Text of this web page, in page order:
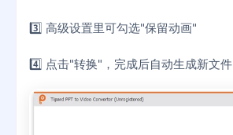
3️⃣ 高级设置里可勾选"保留动画"
4️⃣ 点击"转换"，完成后自动生成新文件